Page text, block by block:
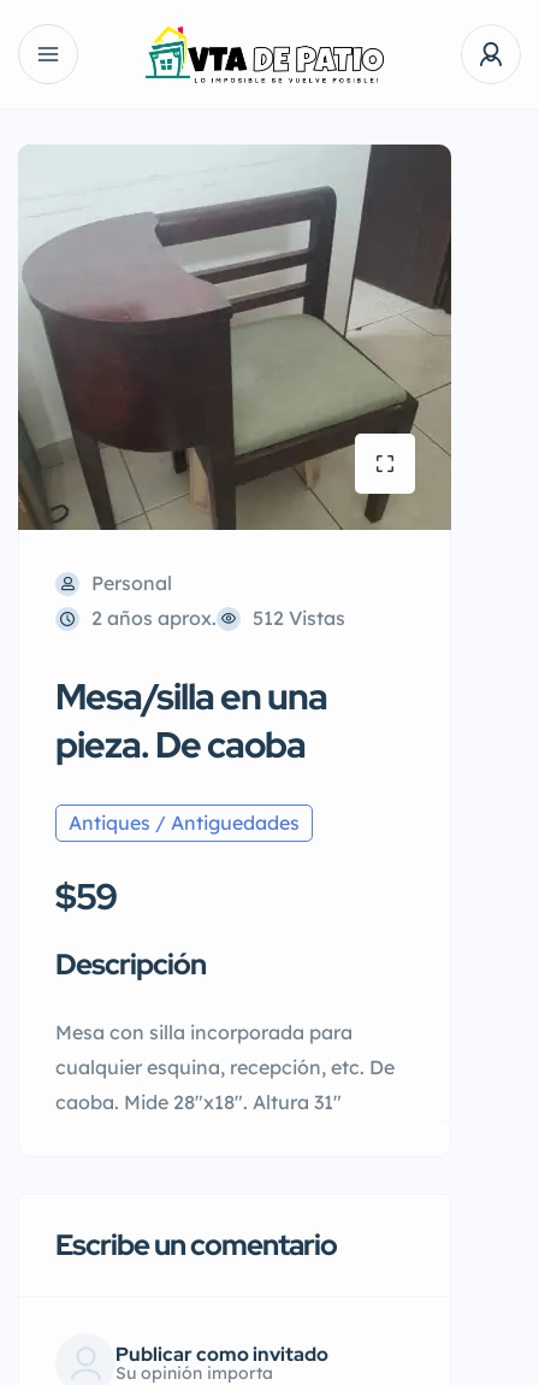
Personal
2 años aprox.
512 Vistas
Mesa/silla en una
pieza. De caoba
Antiques / Antiguedades
$59
Descripción
Mesa con silla incorporada para
cualquier esquina, recepción, etc. De
caoba. Mide 28″x18″. Altura 31″
Escribe un comentario
Publicar como invitado
Su opinión importa